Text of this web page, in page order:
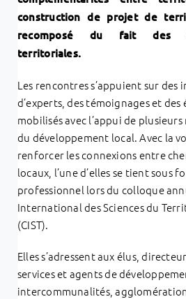
construction de projet de
recomposé du fait des
territoriales.
Les rencontres s’appuient sur des
d’experts, des témoignages et des
mobilisés avec l’appui de
du développement local. Avec la
renforcer les connexions entre
locaux, l’une d’elles se tient sous
professionnel lors du colloque
International des Sciences du
(CIST).
Elles s’adressent aux élus,
services etagents de
intercommunalités,